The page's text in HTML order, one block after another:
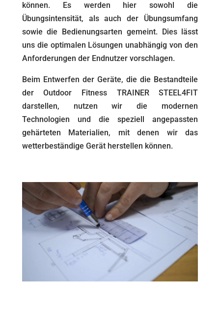
können. Es werden hier sowohl die
Übungsintensität, als auch der Übungsumfang
sowie die Bedienungsarten gemeint. Dies lässt
uns die optimalen Lösungen unabhängig von den
Anforderungen der Endnutzer vorschlagen.
Beim Entwerfen der Geräte, die die Bestandteile
der Outdoor Fitness TRAINER STEEL4FIT
darstellen, nutzen wir die modernen
Technologien und die speziell angepassten
gehärteten Materialien, mit denen wir das
wetterbeständige Gerät herstellen können.